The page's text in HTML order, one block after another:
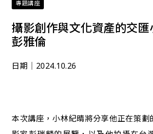
專題講座
攝影創作與文化資產的交匯
彭雅倫
日期│2024.10.26
本次講座，小林紀晴將分享他正在策劃